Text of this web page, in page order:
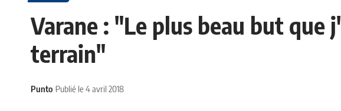
Varane : "Le plus beau but que
terrain"
Punto Publié le 4 avril 2018